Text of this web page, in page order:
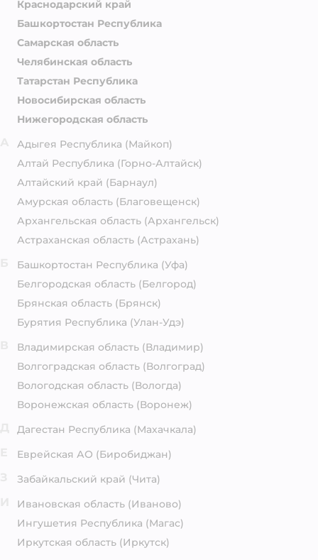
Краснодарский край
Башкортостан Республика
Самарская область
Челябинская область
Татарстан Республика
Новосибирская область
Нижегородская область
Адыгея Республика (Майкоп)
Алтай Республика (Горно-Алтайск)
Алтайский край (Барнаул)
Амурская область (Благовещенск)
Архангельская область (Архангельск)
Астраханская область (Астрахань)
Башкортостан Республика (Уфа)
Белгородская область (Белгород)
Брянская область (Брянск)
Бурятия Республика (Улан-Удэ)
Владимирская область (Владимир)
Волгоградская область (Волгоград)
Вологодская область (Вологда)
Воронежская область (Воронеж)
Дагестан Республика (Махачкала)
Еврейская АО (Биробиджан)
Забайкальский край (Чита)
Ивановская область (Иваново)
Ингушетия Республика (Магас)
Иркутская область (Иркутск)